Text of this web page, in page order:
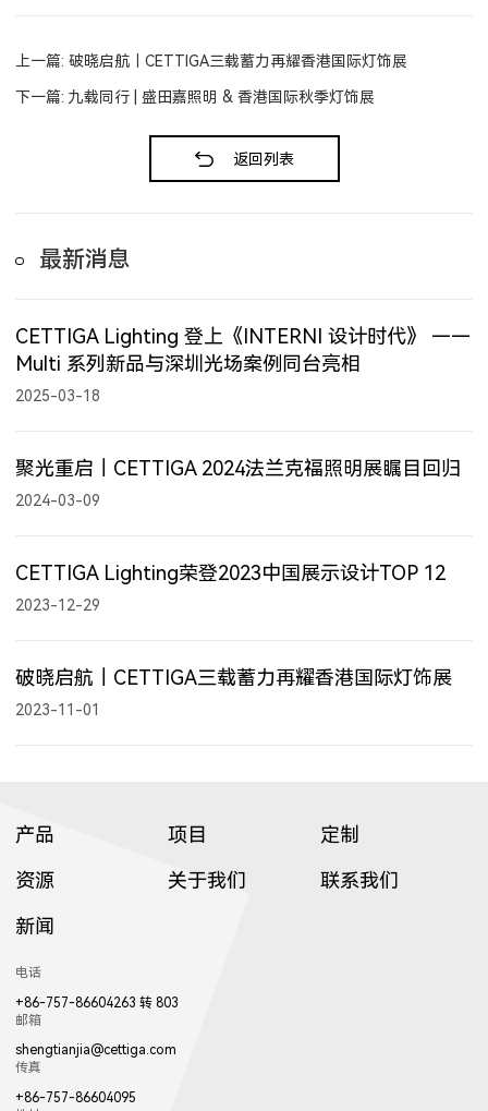
上一篇: 破晓启航｜CETTIGA三载蓄力再耀香港国际灯饰展
下一篇: 九载同行 | 盛田嘉照明 & 香港国际秋季灯饰展
返回列表
最新消息
CETTIGA Lighting 登上《INTERNI 设计时代》 ——
Multi 系列新品与深圳光场案例同台亮相
2025-03-18
聚光重启｜CETTIGA 2024法兰克福照明展瞩目回归
2024-03-09
CETTIGA Lighting荣登2023中国展示设计TOP 12
2023-12-29
破晓启航｜CETTIGA三载蓄力再耀香港国际灯饰展
2023-11-01
产品 项目
定制
资源
关于我们
联系我们
新闻
电话
+86-757-86604263 转 803
邮箱
shengtianjia@cettiga.com
传真
+86-757-86604095